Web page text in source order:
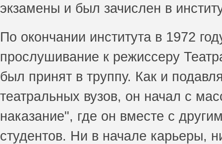
экзамены и был зачислен в
По окончании института в 1972
прослушивание к режиссеру
был принят в труппу. Как и
театральных вузов, он начал с
наказание", где он вместе с
студентов. Ни в начале карьеры,